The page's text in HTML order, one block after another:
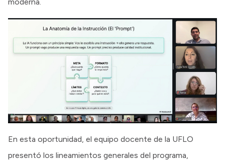
moderna.
En esta oportunidad, el equipo docente de la UFLO
presentó los lineamientos generales del programa,